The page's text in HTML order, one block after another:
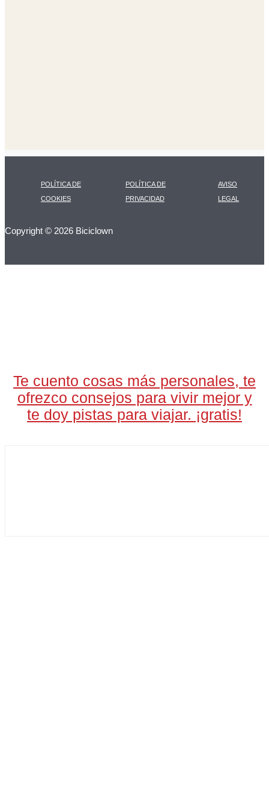
POLÍTICA DE
COOKIES
POLÍTICA DE
PRIVACIDAD
AVISO
LEGAL
Copyright © 2026 Biciclown
Te cuento cosas más personales, te
ofrezco consejos para vivir mejor y
te doy pistas para viajar. ¡gratis!